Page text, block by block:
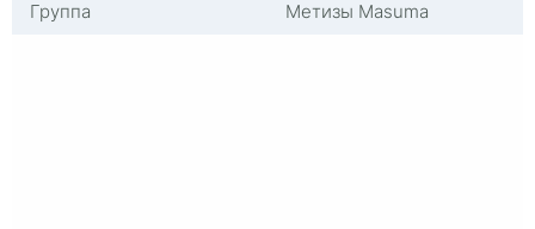
Группа
Метизы Masuma